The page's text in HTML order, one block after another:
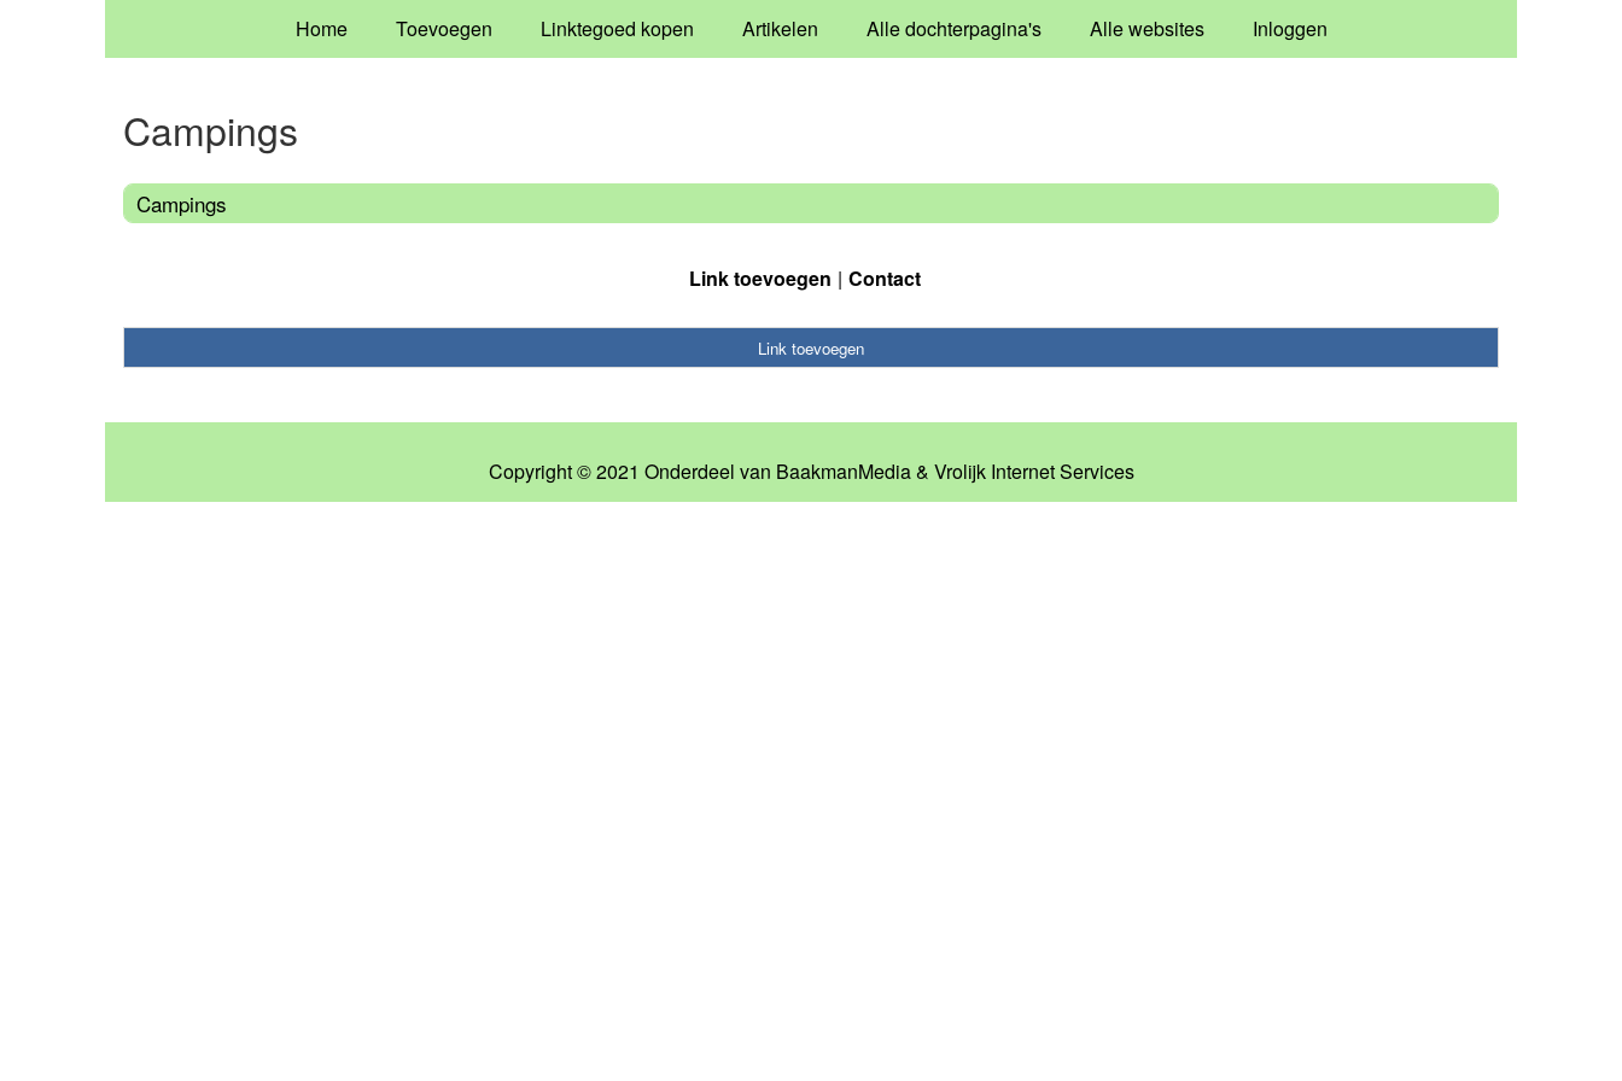
Home Toevoegen Linktegoed kopen Artikelen Alle dochterpagina's Alle websites Inloggen
Campings
Campings
Link toevoegen Contact
Link toevoegen
Copyright © 2021 Onderdeel van BaakmanMedia& Vrolijk Internet Services